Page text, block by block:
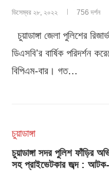
ডিসেম্বর ২৮, ২০২২ 756 দর্শন
চুয়াডাঙ্গা জেলা পুলিশের
ডিএসবি’র বার্ষিক পরিদর্শন
বিপিএম-বার। গত…
চুয়াডাঙ্গা
চুয়াডাঙ্গা সদর পুলিশ ফাঁড়ির
সহ প্রাইভেটকার জব্দ :